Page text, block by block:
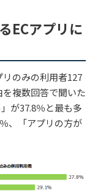
ECアプリに
のみの利用者127
複数回答で聞いた
が37.8％と最も多
、「アプリの方が